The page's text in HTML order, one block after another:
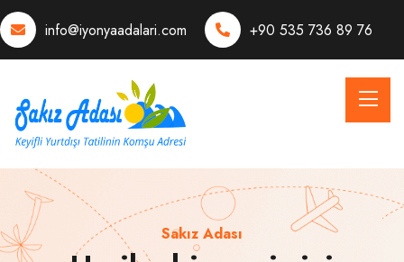
info@iyonyaadalari.com +90 535 736 89 76
Sakız Adası